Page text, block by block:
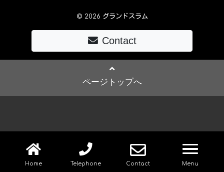
Home Telephone Contact Menu
© 2026 グランドスラム
Contact
ページトップへ